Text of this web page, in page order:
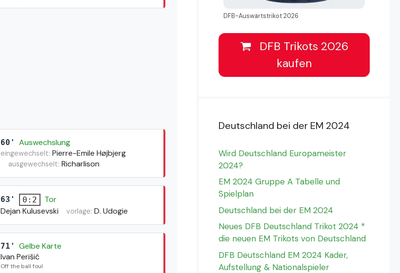
60' Auswechslung
eingewechselt: Pierre-Emile Højbjerg
ausgewechselt: Richarlison
63' 0:2
Tor
Dejan Kulusevski
vorlage: D. Udogie
71'
Gelbe Karte
Ivan Perišić
Off the ball foul
DFB-Auswärtstrikot 2026
DFB Trikots 2026
kaufen
Deutschland bei der EM 2024
Wird Deutschland Europameister
2024?
EM 2024 Gruppe A Tabelle und
Spielplan
Deutschland bei der EM 2024
Neues DFB Deutschland Trikot 2024 *
die neuen EM Trikots von Deutschland
DFB Deutschland EM 2024 Kader,
Aufstellung & Nationalspieler